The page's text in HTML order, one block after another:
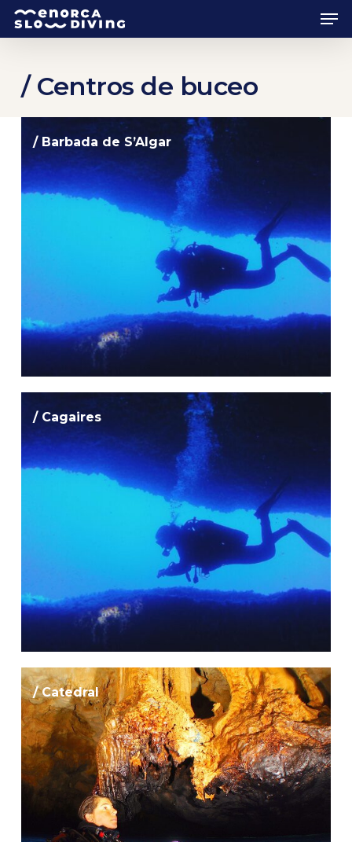
Skip
to
content
/ Centros de buceo
/ Barbada de S’Algar
/ Cagaires
/ Catedral